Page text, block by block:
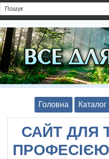
Головна Каталог
САЙТ ДЛЯ